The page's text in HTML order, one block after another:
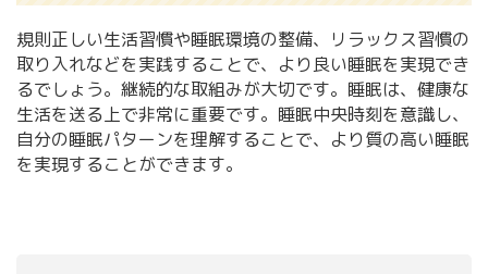
規則正しい生活習慣や睡眠環境の整備、リラックス習慣の
取り入れなどを実践することで、より良い睡眠を実現でき
るでしょう。継続的な取組みが大切です。睡眠は、健康な
生活を送る上で非常に重要です。睡眠中央時刻を意識し、
自分の睡眠パターンを理解することで、より質の高い睡眠
を実現することができます。